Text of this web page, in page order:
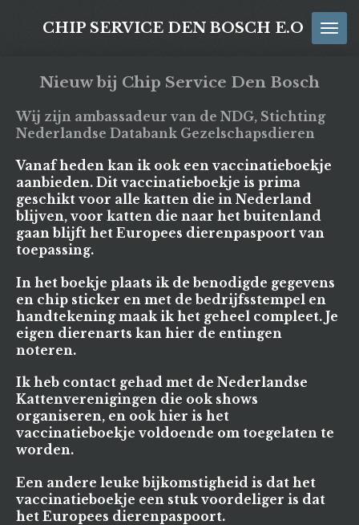
hoofdinhoud
CHIP SERVICE DEN BOSCH E.O
Nieuw bij Chip Service Den Bosch
Wij zijn ambassadeur van de NDG, Stichting
Nederlandse Databank Gezelschapsdieren
Vanaf heden kan ik ook een vaccinatieboekje
aanbieden. Dit vaccinatieboekje is prima
geschikt voor alle katten die in Nederland
blijven, voor katten die naar het buitenland
gaan blijft het Europees dierenpaspoort van
toepassing.
In het boekje plaats ik de benodigde gegevens
en chip sticker en met de bedrijfsstempel en
handtekening maak ik het geheel compleet. Je
eigen dierenarts kan hier de entingen
noteren.
Ik heb contact gehad met de Nederlandse
Kattenverenigingen die ook shows
organiseren, en ook hier is het
vaccinatieboekje voldoende om toegelaten te
worden.
Een andere leuke bijkomstigheid is dat het
vaccinatieboekje een stuk voordeliger is dat
het Europees dierenpaspoort.